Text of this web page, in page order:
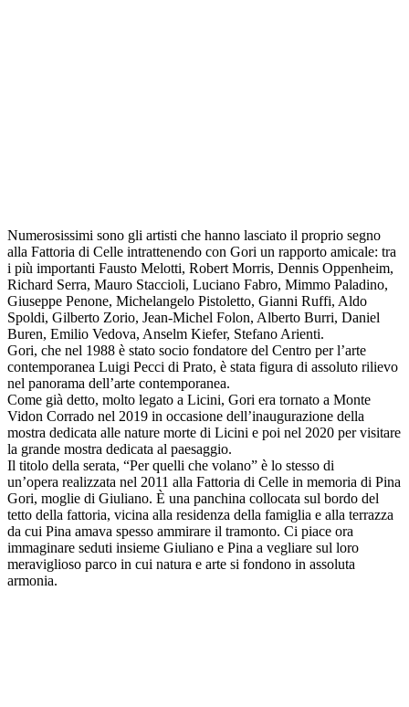
Numerosissimi sono gli artisti che hanno lasciato il proprio segno
alla Fattoria di Celle intrattenendo con Gori un rapporto amicale: tra
i più importanti Fausto Melotti, Robert Morris, Dennis Oppenheim,
Richard Serra, Mauro Staccioli, Luciano Fabro, Mimmo Paladino,
Giuseppe Penone, Michelangelo Pistoletto, Gianni Ruffi, Aldo
Spoldi, Gilberto Zorio, Jean-Michel Folon, Alberto Burri, Daniel
Buren, Emilio Vedova, Anselm Kiefer, Stefano Arienti.
Gori, che nel 1988 è stato socio fondatore del Centro per l’arte
contemporanea Luigi Pecci di Prato, è stata figura di assoluto rilievo
nel panorama dell’arte contemporanea.
Come già detto, molto legato a Licini, Gori era tornato a Monte
Vidon Corrado nel 2019 in occasione dell’inaugurazione della
mostra dedicata alle nature morte di Licini e poi nel 2020 per visitare
la grande mostra dedicata al paesaggio.
Il titolo della serata, “Per quelli che volano” è lo stesso di
un’opera realizzata nel 2011 alla Fattoria di Celle in memoria di Pina
Gori, moglie di Giuliano. È una panchina collocata sul bordo del
tetto della fattoria, vicina alla residenza della famiglia e alla terrazza
da cui Pina amava spesso ammirare il tramonto. Ci piace ora
immaginare seduti insieme Giuliano e Pina a vegliare sul loro
meraviglioso parco in cui natura e arte si fondono in assoluta
armonia.